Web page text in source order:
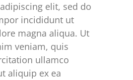
elit, sed do
incididunt ut
magna aliqua. Ut
veniam, quis
ullamco
aliquip ex ea